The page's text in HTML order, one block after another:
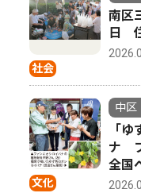
社会
社会
南区
日
文化
中区
「
ナ
全国